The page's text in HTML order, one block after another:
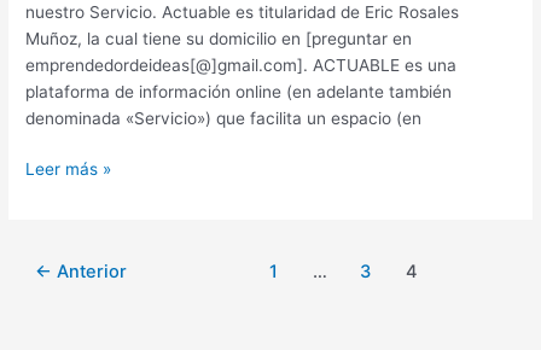
nuestro Servicio. Actuable es titularidad de Eric Rosales
Muñoz, la cual tiene su domicilio en [preguntar en
emprendedordeideas[@]gmail.com]. ACTUABLE es una
plataforma de información online (en adelante también
denominada «Servicio») que facilita un espacio (en
NORMAS
Leer más »
← Anterior 1 … 3 4